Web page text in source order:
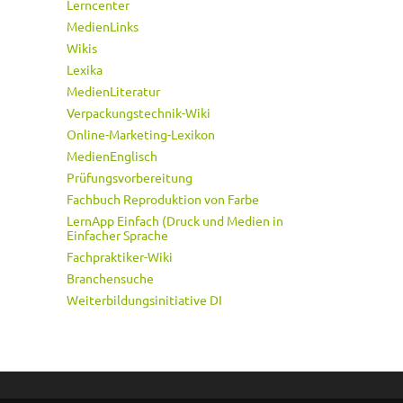
Lerncenter
MedienLinks
Wikis
Lexika
MedienLiteratur
Verpackungstechnik-Wiki
Online-Marketing-Lexikon
MedienEnglisch
Prüfungsvorbereitung
Fachbuch Reproduktion von Farbe
LernApp Einfach (Druck und Medien in
Einfacher Sprache
Fachpraktiker-Wiki
Branchensuche
Weiterbildungsinitiative DI